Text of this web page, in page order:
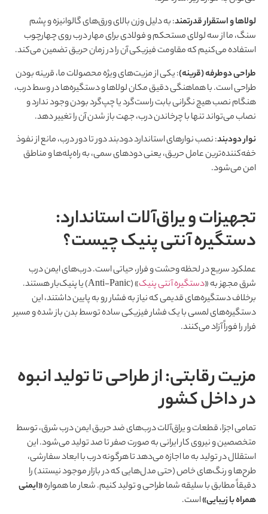
لولاها و استقرار قدرتمند: به دلیل وزن بالای ورق‌های گالوانیزه و پشم
سنگ، ما از سه لولای مستحکم و فولادی برای مهار درب روی چهارچوب
استفاده می‌کنیم که مقاومت فیزیکی آن را در زمان حریق تضمین می‌کند.
طراحی دوطرفه (قرینه): یکی از مزیت‌های ویژه محصولات ما، قرینه بودن
طراحی است. با هماهنگی دقیق مکان لولاها و دستگیره‌ها در وسط درب،
هنگام نصب هیچ نگرانی بابت راست‌گرد یا چپ‌گرد بودن وجود ندارد و
نصاب می‌تواند تنها با چرخاندن درب، جهت باز شدن آن را تغییر دهد.
نوار دودبند: نصب نوارهای استاندارد دودبند دور تا دور درب، مانع از نفوذ
خفه‌کننده‌ترین عامل حریق، یعنی دودهای سمی، به راه‌پله‌ها و مناطق
امن می‌شود.
تجهیزات و یراق‌آلات استاندارد:
دستگیره آنتی پنیک چیست؟
عملکرد سریع در لحظه وحشت و فرار، حیاتی است. درب‌های ایمن درب
شرق مجهز به «دستگیره آنتی پنیک
» (Anti-Panic) یا پنیک‌بار هستند.
برخلاف دستگیره‌های قدیمی که نیاز به فشار رو به پایین داشتند، این
دستگیره‌های لمسی با یک فشار فیزیکی ساده توسط بدن باز شده و مسیر
فرار را فوراً آزاد می‌کنند.
مزیت رقابتی: از طراحی تا تولید انبوه
در داخل کشور
تمامی اجزا، قطعات و یراق‌آلات درب‌های ضد حریق ایمن درب شرق، توسط
متخصصین و نیروی کار ایرانی به صورت صفر تا صد تولید می‌شود. این
استقلال در تولید به ما اجازه می‌دهد تا هرگونه درب با ابعاد سفارشی،
طرح‌ها و رنگ‌های خاص (حتی مدل‌هایی که در بازار موجود نیستند) را
دقیقاً مطابق با سلیقه شما طراحی و تولید کنیم. شعار ما همواره«ایمنی
همراه با زیبایی»است.